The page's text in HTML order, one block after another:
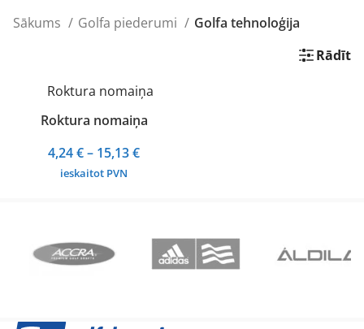
Sākums
Golfa piederumi
Golfa tehnoloģija
Rādīt
Roktura nomaiņa
4,24€ – 15,13€Price
ieskaitot PVN